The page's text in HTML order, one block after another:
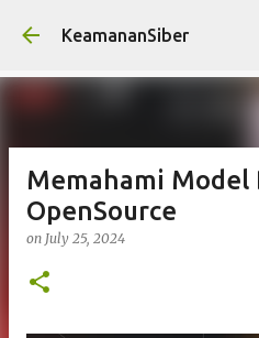
KeamananSiber
Memahami Model
OpenSource
on July 25, 2024